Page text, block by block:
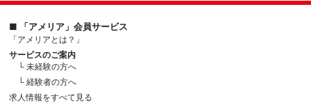
■ 「アメリア」会員サービス
「アメリアとは？」
サービスのご案内
└ 未経験の方へ
└ 経験者の方へ
求人情報をすべて見る